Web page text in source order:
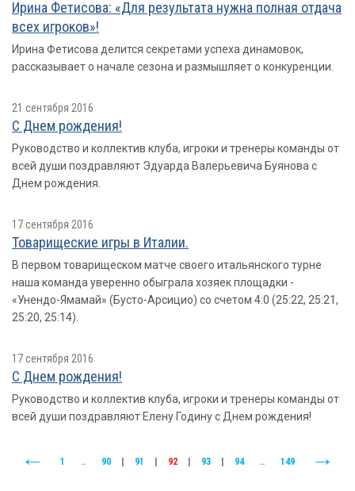
Ирина Фетисова: «Для результата нужна полная отдача
всех игроков»!
Ирина Фетисова делится секретами успеха динамовок,
рассказывает о начале сезона и размышляет о конкуренции.
21 сентября 2016
С Днем рождения!
Руководство и коллектив клуба, игроки и тренеры команды от
всей души поздравляют Эдуарда Валерьевича Буянова с
Днем рождения.
17 сентября 2016
Товарищеские игры в Италии.
В первом товарищеском матче своего итальянского турне
наша команда уверенно обыграла хозяек площадки -
«Унендо-Ямамай» (Бусто-Арсицио) со счетом 4:0 (25:22, 25:21,
25:20, 25:14).
17 сентября 2016
С Днем рождения!
Руководство и коллектив клуба, игроки и тренеры команды от
всей души поздравляют Елену Годину с Днем рождения!
1 .. 90 91 92 93 94 .. 149